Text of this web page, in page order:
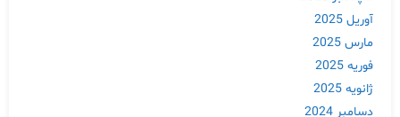
آوریل 2025
مارس 2025
فوریه 2025
ژانویه 2025
دسامبر 2024